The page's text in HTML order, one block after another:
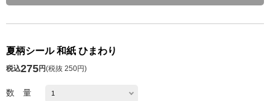
夏柄シール 和紙 ひまわり
税込275円(税抜 250円)
数 量